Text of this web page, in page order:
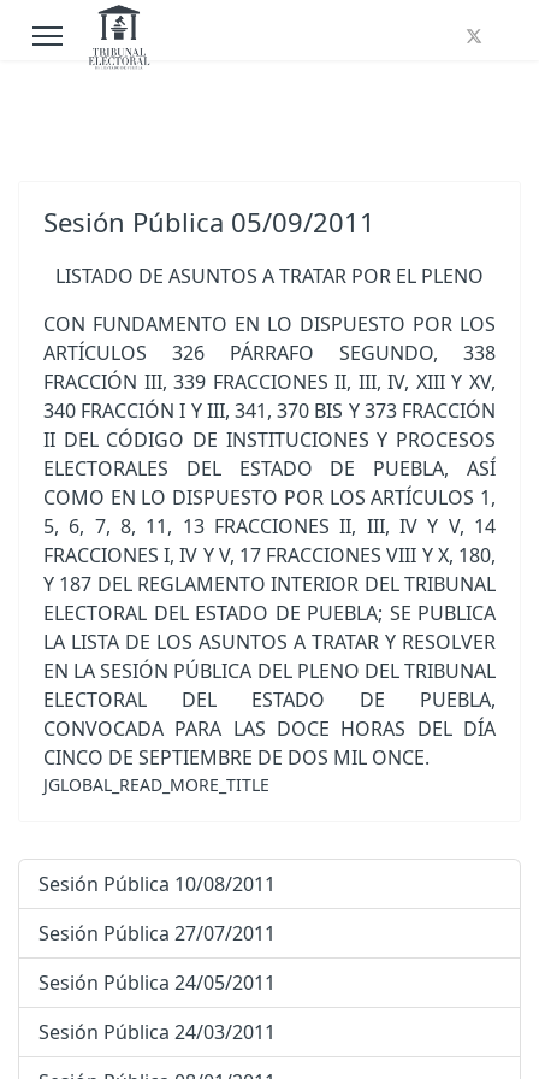
Sesión Pública 05/09/2011
LISTADO DE ASUNTOS A TRATAR POR EL PLENO
CON FUNDAMENTO EN LO DISPUESTO POR LOS
ARTÍCULOS 326 PÁRRAFO SEGUNDO, 338
FRACCIÓN III, 339 FRACCIONES II, III, IV, XIII Y XV,
340 FRACCIÓN I Y III, 341, 370 BIS Y 373 FRACCIÓN
II DEL CÓDIGO DE INSTITUCIONES Y PROCESOS
ELECTORALES DEL ESTADO DE PUEBLA, ASÍ
COMO EN LO DISPUESTO POR LOS ARTÍCULOS 1,
5, 6, 7, 8, 11, 13 FRACCIONES II, III, IV Y V, 14
FRACCIONES I, IV Y V, 17 FRACCIONES VIII Y X, 180,
Y 187 DEL REGLAMENTO INTERIOR DEL TRIBUNAL
ELECTORAL DEL ESTADO DE PUEBLA; SE PUBLICA
LA LISTA DE LOS ASUNTOS A TRATAR Y RESOLVER
EN LA SESIÓN PÚBLICA DEL PLENO DEL TRIBUNAL
ELECTORAL DEL ESTADO DE PUEBLA,
CONVOCADA PARA LAS DOCE HORAS DEL DÍA
CINCO DE SEPTIEMBRE DE DOS MIL ONCE.
JGLOBAL_READ_MORE_TITLE
Sesión Pública 10/08/2011
Sesión Pública 27/07/2011
Sesión Pública 24/05/2011
Sesión Pública 24/03/2011